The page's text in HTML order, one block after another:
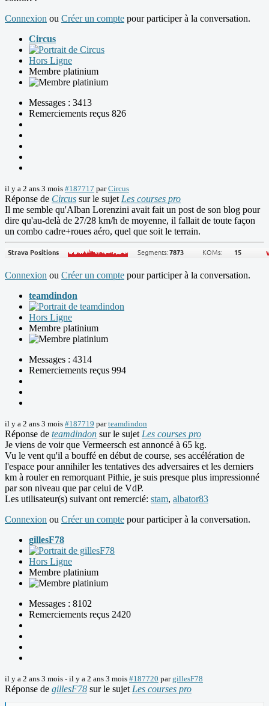
Connexion ou Créer un compte pour participer à la conversation.
Circus
Hors Ligne
Membre platinium
Messages : 3413
Remerciements reçus 826
il y a 2 ans 3 mois #187717 parCircus
Réponse de Circus sur le sujet Les courses pro
Il me semble qu'Alban Lorenzini avait fait un post de son blog pour
dire qu'au-delà de 27/28 km/h de moyenne, il fallait de toute façon
un combo cadre+roues aéro, quel que soit le terrain.
Connexion ou Créer un compte pour participer à la conversation.
teamdindon
Hors Ligne
Membre platinium
Messages : 4314
Remerciements reçus 994
il y a 2 ans 3 mois #187719 parteamdindon
Réponse de teamdindon sur le sujet Les courses pro
Je viens de voir que Vermeersch est annoncé à 65 kg.
Vu le vent qu'il a bouffé en début de course, ses accélération de
l'espace pour annihiler les tentatives des adversaires et les derniers
km à rouler en remorquant Pithie, je suis presque plus impressionné
par son niveau que par celui de VdP.
Les utilisateur(s) suivant ont remercié: stam, albator83
Connexion ou Créer un compte pour participer à la conversation.
gillesF78
Hors Ligne
Membre platinium
Messages : 8102
Remerciements reçus 2420
il y a 2 ans 3 mois - il y a 2 ans 3 mois #187720 pargillesF78
Réponse de gillesF78 sur le sujet Les courses pro